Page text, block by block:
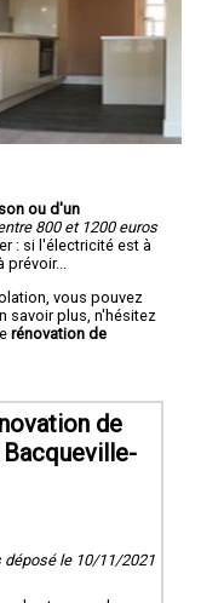
ou d'un
800 et 1200 euros
: si l'électricité est à
vous pouvez
savoir plus, n'hésitez
rénovation de
de
déposé le 10/11/2021